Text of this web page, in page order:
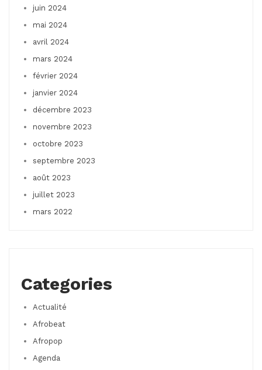
juin 2024
mai 2024
avril 2024
mars 2024
février 2024
janvier 2024
décembre 2023
novembre 2023
octobre 2023
septembre 2023
août 2023
juillet 2023
mars 2022
Categories
Actualité
Afrobeat
Afropop
Agenda